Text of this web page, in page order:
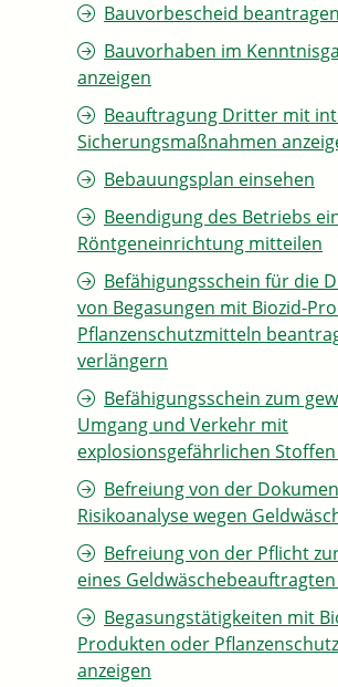
Bauvorbescheid beantragen
Bauvorhaben im
anzeigen
Beauftragung Dritter mit
Sicherungsmaßnahmen
Bebauungsplan einsehen
Beendigung des Betriebs
Röntgeneinrichtung mitteilen
Befähigungsschein für die
von Begasungen mit Biozid-
Pflanzenschutzmitteln
verlängern
Befähigungsschein zum
Umgang und Verkehr mit
explosionsgefährlichen
Befreiung von der
Risikoanalyse wegen
Befreiung von der Pflicht
eines
Begasungstätigkeiten mit
Produkten oder
anzeigen